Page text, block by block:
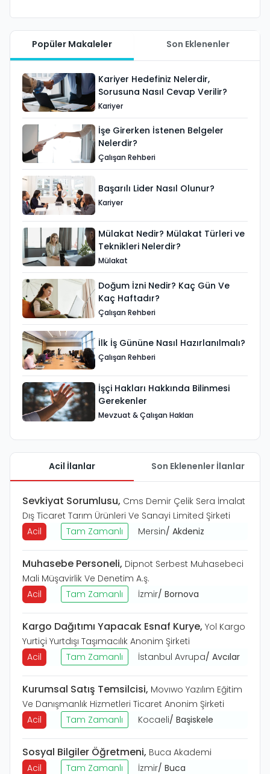
Popüler Makaleler Son Eklenenler
Kariyer Hedefiniz Nelerdir,
Sorusuna Nasıl Cevap Verilir?
Kariyer
İşe Girerken İstenen Belgeler
Nelerdir?
Çalışan Rehberi
Başarılı Lider Nasıl Olunur?
Kariyer
Mülakat Nedir? Mülakat Türleri ve
Teknikleri Nelerdir?
Mülakat
Doğum İzni Nedir? Kaç Gün Ve
Kaç Haftadır?
Çalışan Rehberi
İlk İş Gününe Nasıl Hazırlanılmalı?
Çalışan Rehberi
İşçi Hakları Hakkında Bilinmesi
Gerekenler
Mevzuat & Çalışan Hakları
Acil İlanlar Son Eklenenler İlanlar
Sevkiyat Sorumlusu, Cms Demir Çelik Sera İmalat
Dış Ticaret Tarım Ürünleri Ve Sanayi Limited Şirketi
Acil
Tam Zamanlı Mersin/ Akdeniz
Muhasebe Personeli, Dipnot Serbest Muhasebeci
Mali Müşavirlik Ve Denetim A.ş.
Acil
Tam Zamanlı İzmir/ Bornova
Kargo Dağıtımı Yapacak Esnaf Kurye, Yol Kargo
Yurtiçi Yurtdışı Taşımacılık Anonim Şirketi
Acil
Tam Zamanlı İstanbul Avrupa/ Avcılar
Kurumsal Satış Temsilcisi, Movıwo Yazılım Eğitim
Ve Danışmanlık Hizmetleri Ticaret Anonim Şirketi
Acil
Tam Zamanlı Kocaeli/ Başiskele
Sosyal Bilgiler Öğretmeni, Buca Akademi
Acil
Tam Zamanlı İzmir/ Buca